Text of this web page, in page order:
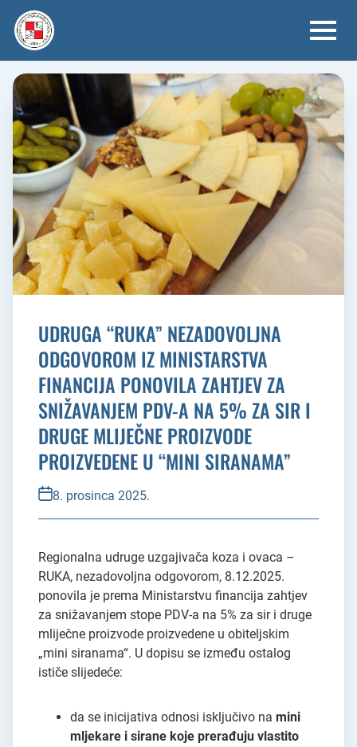
content
UDRUGA “RUKA” NEZADOVOLJNA
ODGOVOROM IZ MINISTARSTVA
FINANCIJA PONOVILA ZAHTJEV ZA
SNIŽAVANJEM PDV-A NA 5% ZA SIR I
DRUGE MLIJEČNE PROIZVODE
PROIZVEDENE U “MINI SIRANAMA”
8. prosinca 2025.
Regionalna udruge uzgajivača koza i ovaca –
RUKA, nezadovoljna odgovorom, 8.12.2025.
ponovila je prema Ministarstvu financija zahtjev
za snižavanjem stope PDV-a na 5% za sir i druge
mliječne proizvode proizvedene u obiteljskim
„mini siranama“. U dopisu se između ostalog
ističe slijedeće:
da se inicijativa odnosi isključivo na mini
mljekare i sirane koje prerađuju vlastito